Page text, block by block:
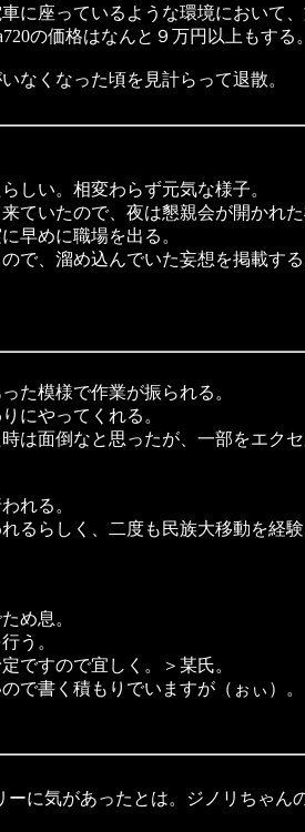
座っているような環境において
の価格はなんと９万円以上もする
なくなった頃を見計らって退散。
しい。相変わらず元気な様子。
いたので、夜は懇親会が開かれた
早めに職場を出る。
、溜め込んでいた妄想を掲載す
た模様で作業が振られる。
にやってくれる。
面倒なと思ったが、一部をエク
れる。
らしく、二度も民族大移動を経験
め息。
う。
ですので宜しく。＞某氏。
で書く積もりでいますが（ぉぃ）。
に気があったとは。ジノリちゃん